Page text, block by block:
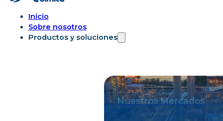
Inicio
Sobre nosotros
Productos y soluciones
Nuestros Mercados